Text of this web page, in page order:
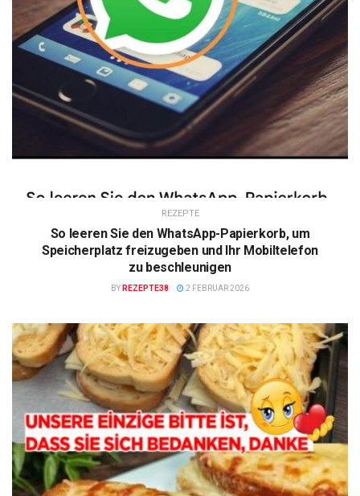
REZEPTE
So leeren Sie den WhatsApp-Papierkorb, um
Speicherplatz freizugeben und Ihr Mobiltelefon
zu beschleunigen
BY REZEPTE38 2 FEBRUAR 2026